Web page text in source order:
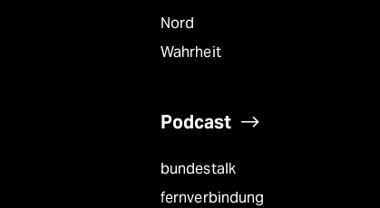
Nord
Wahrheit
Podcast
bundestalk
fernverbindung